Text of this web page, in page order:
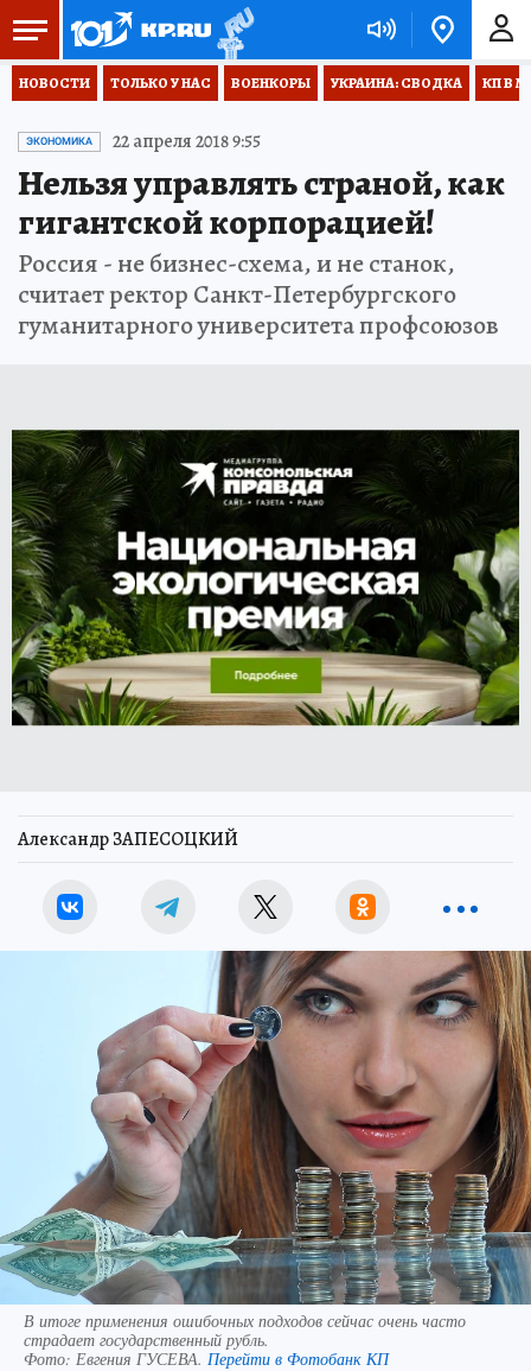
НОВОСТИ ТОЛЬКО У НАС ВОЕНКОРЫ УКРАИНА: СВОДКА КП В
ЭКОНОМИКА 22 апреля 2018 9:55
Нельзя управлять страной, как
гигантской корпорацией!
Россия - не бизнес-схема, и не станок,
считает ректор Санкт-Петербургского
гуманитарного университета профсоюзов
Александр ЗАПЕСОЦКИЙ
В итоге применения ошибочных подходов сейчас очень часто
страдает государственный рубль.
Фото: Евгения ГУСЕВА. Перейти в Фотобанк КП